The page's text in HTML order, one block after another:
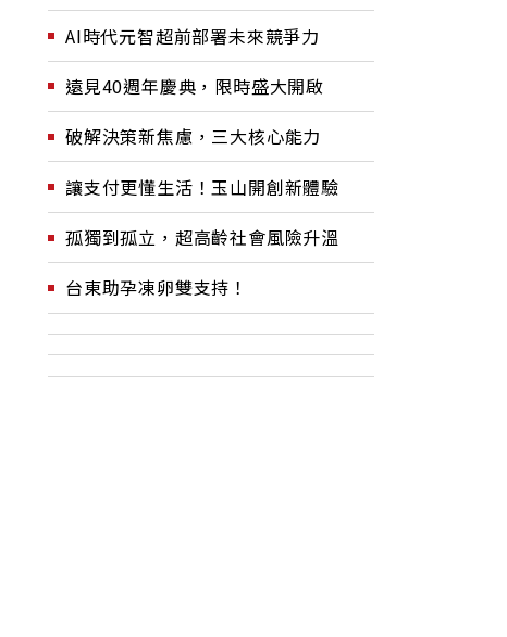
AI時代元智超前部署未來競爭力
遠見40週年慶典，限時盛大開啟
破解決策新焦慮，三大核心能力
讓支付更懂生活！玉山開創新體驗
孤獨到孤立，超高齡社會風險升溫
台東助孕凍卵雙支持！